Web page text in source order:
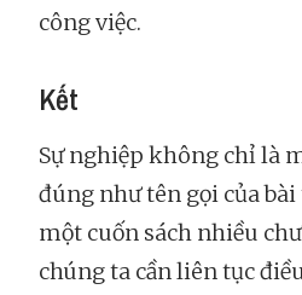
công việc.
Kết
Sự nghiệp không chỉ là
đúng như tên gọi của
một cuốn sách nhiều
chúng ta cần liên tục